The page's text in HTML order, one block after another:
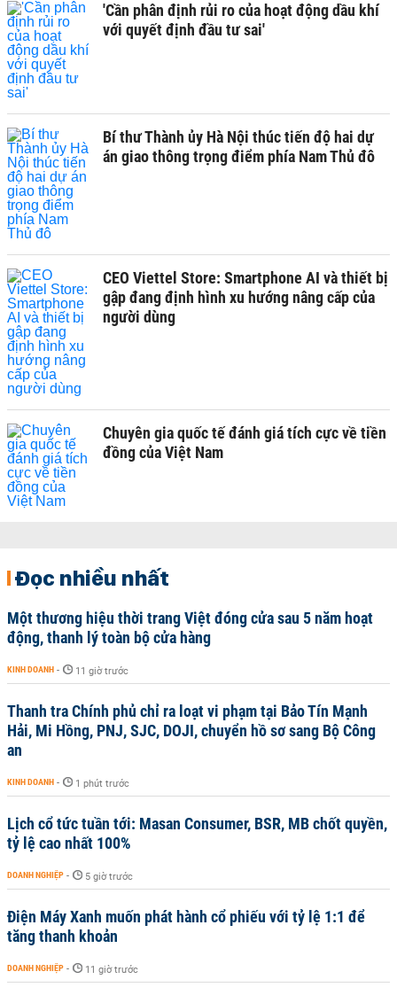
'Cần phân định rủi ro của hoạt động dầu khí
với quyết định đầu tư sai'
Bí thư Thành ủy Hà Nội thúc tiến độ hai dự
án giao thông trọng điểm phía Nam Thủ đô
CEO Viettel Store: Smartphone AI và thiết bị
gập đang định hình xu hướng nâng cấp của
người dùng
Chuyên gia quốc tế đánh giá tích cực về tiền
đồng của Việt Nam
Đọc nhiều nhất
Một thương hiệu thời trang Việt đóng cửa sau 5 năm hoạt
động, thanh lý toàn bộ cửa hàng
KINH DOANH - 11 giờ trước
Thanh tra Chính phủ chỉ ra loạt vi phạm tại Bảo Tín Mạnh
Hải, Mi Hồng, PNJ, SJC, DOJI, chuyển hồ sơ sang Bộ Công
an
KINH DOANH - 1 phút trước
Lịch cổ tức tuần tới: Masan Consumer, BSR, MB chốt quyền,
tỷ lệ cao nhất 100%
DOANH NGHIỆP - 5 giờ trước
Điện Máy Xanh muốn phát hành cổ phiếu với tỷ lệ 1:1 để
tăng thanh khoản
DOANH NGHIỆP - 11 giờ trước